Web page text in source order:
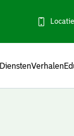
DienstenVerhalen